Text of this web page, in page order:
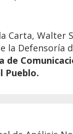
Carta, Walter
la Defensoría
de
Pueblo.